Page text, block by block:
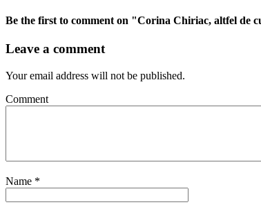
Be the first to comment on "Corina Chiriac, altfel de
Leave a comment
Your email address will not be published.
Comment
Name *